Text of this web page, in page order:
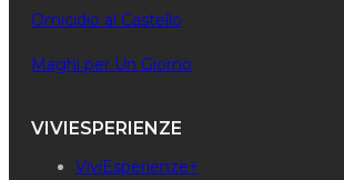
Omicidio al Castello
Maghi per Un Giorno
VIVIESPERIENZE
ViviEsperienze+